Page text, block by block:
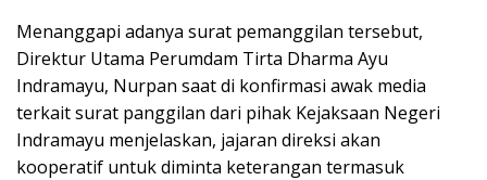
Menanggapi adanya surat pemanggilan tersebut,
Direktur Utama Perumdam Tirta Dharma Ayu
Indramayu, Nurpan saat di konfirmasi awak media
terkait surat panggilan dari pihak Kejaksaan Negeri
Indramayu menjelaskan, jajaran direksi akan
kooperatif untuk diminta keterangan termasuk